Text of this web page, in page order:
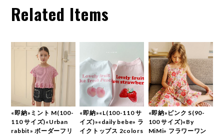
Related Items
«即納»ミント M(100-
110 サイズ)«Urban
rabbit» ボーダーフリ
«即納»«L(100-110 サ
イズ)»«daily bebe» ラ
イクトップス 2colors
«即納»ピンク S(90-
100 サイズ)«By
MiMi» フラワーワン